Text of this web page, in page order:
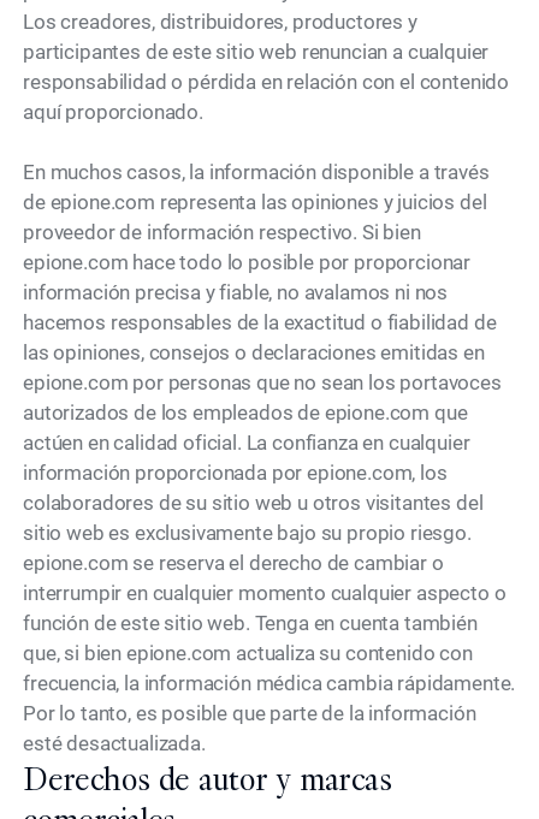
Los creadores, distribuidores, productores y
participantes de este sitio web renuncian a cualquier
responsabilidad o pérdida en relación con el contenido
aquí proporcionado.
En muchos casos, la información disponible a través
de epione.com representa las opiniones y juicios del
proveedor de información respectivo. Si bien
epione.com hace todo lo posible por proporcionar
información precisa y fiable, no avalamos ni nos
hacemos responsables de la exactitud o fiabilidad de
las opiniones, consejos o declaraciones emitidas en
epione.com por personas que no sean los portavoces
autorizados de los empleados de epione.com que
actúen en calidad oficial. La confianza en cualquier
información proporcionada por epione.com, los
colaboradores de su sitio web u otros visitantes del
sitio web es exclusivamente bajo su propio riesgo.
epione.com se reserva el derecho de cambiar o
interrumpir en cualquier momento cualquier aspecto o
función de este sitio web. Tenga en cuenta también
que, si bien epione.com actualiza su contenido con
frecuencia, la información médica cambia rápidamente.
Por lo tanto, es posible que parte de la información
esté desactualizada.
Derechos de autor y marcas